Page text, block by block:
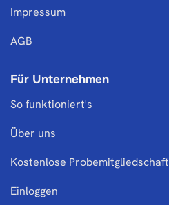
Impressum
AGB
Für Unternehmen
So funktioniert's
Über uns
Kostenlose Probemitgliedschaft
Einloggen